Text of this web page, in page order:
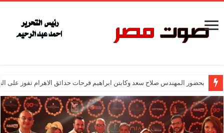
بحضور المهندس صلاح سعد وكابتن ابراهيم فرحات حدائق الاهرام تفوز على